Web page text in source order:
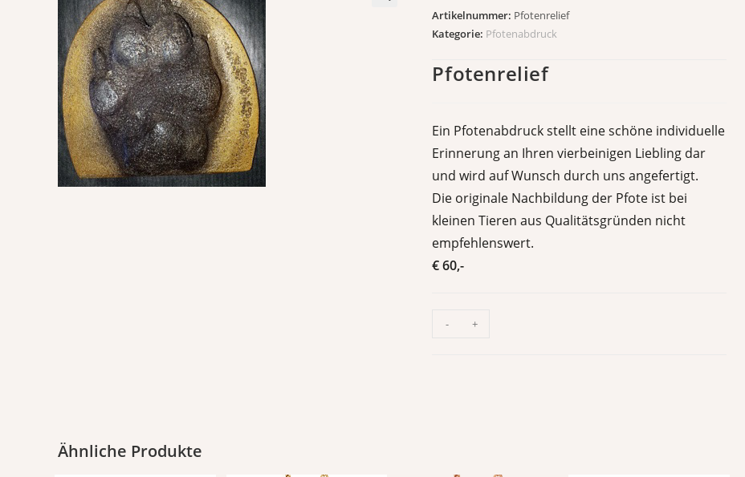
Artikelnummer: Pfotenrelief
Kategorie: Pfotenabdruck
Pfotenrelief
Ein Pfotenabdruck stellt eine schöne individuelle
Erinnerung an Ihren vierbeinigen Liebling dar
und wird auf Wunsch durch uns angefertigt.
Die originale Nachbildung der Pfote ist bei
kleinen Tieren aus Qualitätsgründen nicht
empfehlenswert.
€ 60,-
- +
Ähnliche Produkte